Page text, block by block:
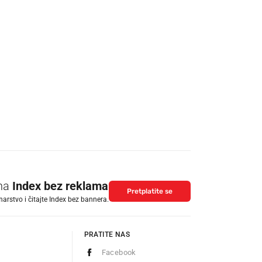
Index bez reklama
i čitajte Index bez bannera.
Pretplatite se
PRATITE NAS
Facebook